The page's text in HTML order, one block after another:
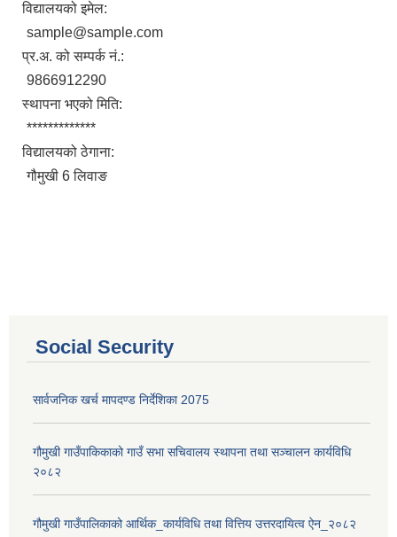
विद्यालयको इमेल:
sample@sample.com
प्र.अ. को सम्पर्क नं.:
9866912290
स्थापना भएको मिति:
*************
विद्यालयको ठेगाना:
गौमुखी 6 लिवाङ
Social Security
सार्वजनिक खर्च मापदण्ड निर्देशिका 2075
गौमुखी गाउँपाकिकाको गाउँ सभा सचिवालय स्थापना तथा सञ्चालन कार्यविधि
२०८२
गौमुखी गाउँपालिकाको आर्थिक_कार्यविधि तथा वित्तिय उत्तरदायित्व ऐन_२०८२